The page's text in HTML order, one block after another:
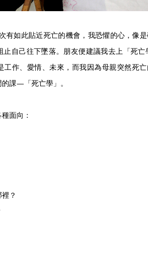
有如此貼近死亡的機會，我恐懼的心，像
止自己往下墜落。朋友便建議我去上「死亡
工作、愛情、未來，而我因為母親突然死
課—「死亡學」。
面向：
？